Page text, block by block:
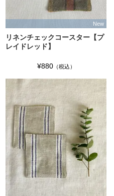
New
リネンチェックコースター【プ
レイドレッド】
¥880（税込）